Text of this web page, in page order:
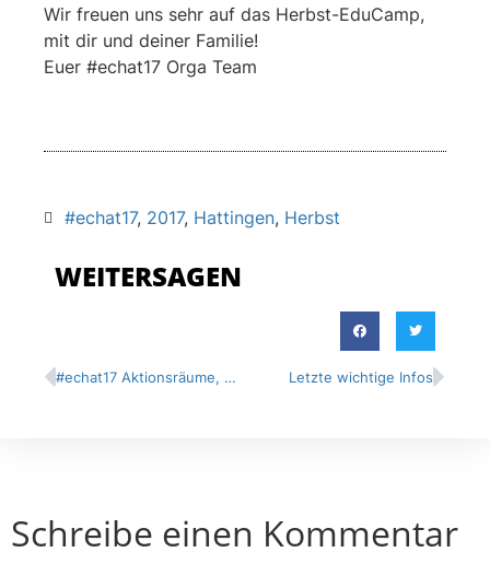
Wir freuen uns sehr auf das Herbst-EduCamp,
mit dir und deiner Familie!
Euer #echat17 Orga Team
#echat17, 2017, Hattingen, Herbst
WEITERSAGEN
#echat17 Aktionsräume, Anmeldung, Anreise Letzte wichtige Infos
Schreibe einen Kommentar